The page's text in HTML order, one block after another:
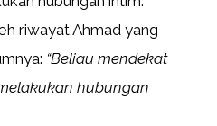
riwayat Ahmad yang
“Beliau mendekat
hubungan